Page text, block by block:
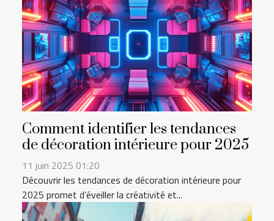
Comment identifier les tendances
de décoration intérieure pour 2025
11 juin 2025 01:20
Découvrir les tendances de décoration intérieure pour
2025 promet d’éveiller la créativité et...